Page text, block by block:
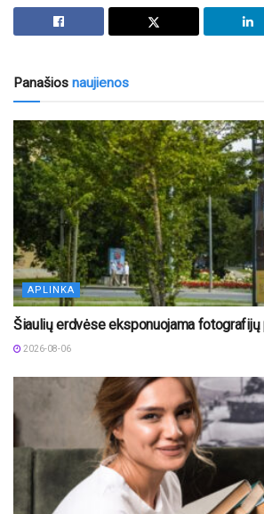
Panašios naujienos
APLINKA
Šiaulių erdvėse eksponuojama fotografijų
2026-08-06